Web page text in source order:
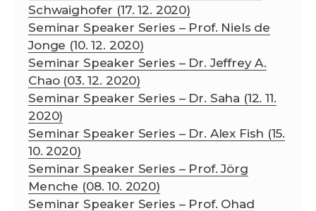
Schwaighofer (17. 12. 2020)
Seminar Speaker Series – Prof. Niels de
Jonge (10. 12. 2020)
Seminar Speaker Series – Dr. Jeffrey A.
Chao (03. 12. 2020)
Seminar Speaker Series – Dr. Saha (12. 11.
2020)
Seminar Speaker Series – Dr. Alex Fish (15.
10. 2020)
Seminar Speaker Series – Prof. Jörg
Menche (08. 10. 2020)
Seminar Speaker Series – Prof. Ohad